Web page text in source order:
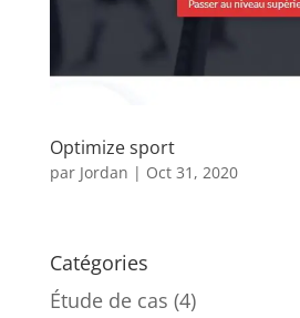
Optimize sport
par Jordan | Oct 31, 2020
Catégories
Étude de cas (4)